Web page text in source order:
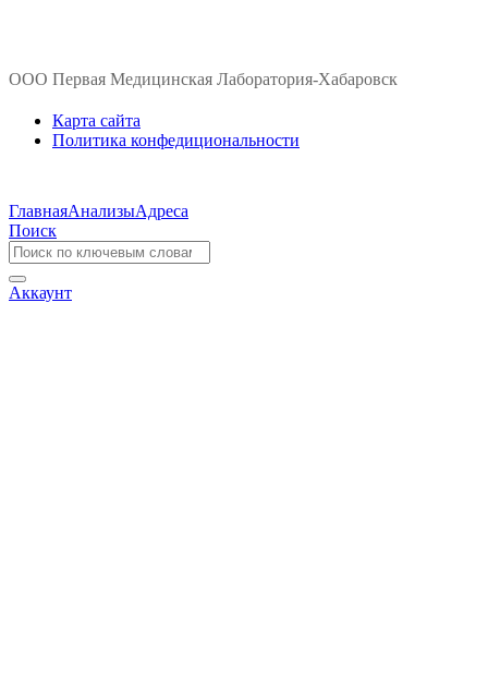
ООО Первая Медицинская Лаборатория-Хабаровск
Карта сайта
Политика конфедициональности
ГлавнаяАнализыАдреса
Поиск
Аккаунт